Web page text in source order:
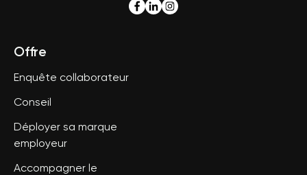
Offre
Enquête collaborateur
Conseil
Déployer sa marque
employeur
Accompagner le